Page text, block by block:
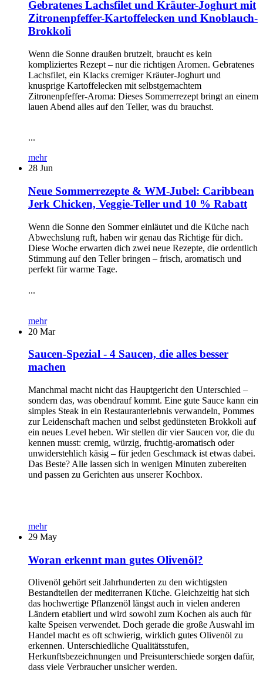
Gebratenes Lachsfilet und Kräuter-Joghurt mit
Zitronenpfeffer-Kartoffelecken und Knoblauch-
Brokkoli
Wenn die Sonne draußen brutzelt, braucht es kein
kompliziertes Rezept – nur die richtigen Aromen. Gebratenes
Lachsfilet, ein Klacks cremiger Kräuter-Joghurt und
knusprige Kartoffelecken mit selbstgemachtem
Zitronenpfeffer-Aroma: Dieses Sommerrezept bringt an einem
lauen Abend alles auf den Teller, was du brauchst.
...
mehr
28 Jun
Neue Sommerrezepte & WM-Jubel: Caribbean
Jerk Chicken, Veggie-Teller und 10 % Rabatt
Wenn die Sonne den Sommer einläutet und die Küche nach
Abwechslung ruft, haben wir genau das Richtige für dich.
Diese Woche erwarten dich zwei neue Rezepte, die ordentlich
Stimmung auf den Teller bringen – frisch, aromatisch und
perfekt für warme Tage.
...
mehr
20 Mar
Saucen-Spezial - 4 Saucen, die alles besser
machen
Manchmal macht nicht das Hauptgericht den Unterschied –
sondern das, was obendrauf kommt. Eine gute Sauce kann ein
simples Steak in ein Restauranterlebnis verwandeln, Pommes
zur Leidenschaft machen und selbst gedünsteten Brokkoli auf
ein neues Level heben. Wir stellen dir vier Saucen vor, die du
kennen musst: cremig, würzig, fruchtig-aromatisch oder
unwiderstehlich käsig – für jeden Geschmack ist etwas dabei.
Das Beste? Alle lassen sich in wenigen Minuten zubereiten
und passen zu Gerichten aus unserer Kochbox.
mehr
29 May
Woran erkennt man gutes Olivenöl?
Olivenöl gehört seit Jahrhunderten zu den wichtigsten
Bestandteilen der mediterranen Küche. Gleichzeitig hat sich
das hochwertige Pflanzenöl längst auch in vielen anderen
Ländern etabliert und wird sowohl zum Kochen als auch für
kalte Speisen verwendet. Doch gerade die große Auswahl im
Handel macht es oft schwierig, wirklich gutes Olivenöl zu
erkennen. Unterschiedliche Qualitätsstufen,
Herkunftsbezeichnungen und Preisunterschiede sorgen dafür,
dass viele Verbraucher unsicher werden.